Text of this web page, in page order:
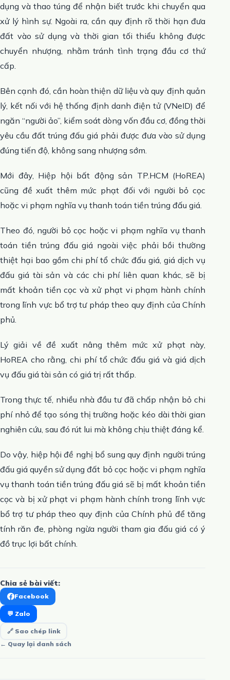
dụng và thao túng để nhận biết trước khi chuyển qua
xử lý hình sự. Ngoài ra, cần quy định rõ thời hạn đưa
đất vào sử dụng và thời gian tối thiểu không được
chuyển nhượng, nhằm tránh tình trạng đầu cơ thứ
cấp.
Bên cạnh đó, cần hoàn thiện dữ liệu và quy định quản
lý, kết nối với hệ thống định danh điện tử (VNeID) để
ngăn “người ảo”, kiểm soát dòng vốn đầu cơ, đồng thời
yêu cầu đất trúng đấu giá phải được đưa vào sử dụng
đúng tiến độ, không sang nhượng sớm.
Mới đây, Hiệp hội bất động sản TP.HCM (HoREA)
cũng đề xuất thêm mức phạt đối với người bỏ cọc
hoặc vi phạm nghĩa vụ thanh toán tiền trúng đấu giá.
Theo đó, người bỏ cọc hoặc vi phạm nghĩa vụ thanh
toán tiền trúng đấu giá ngoài việc phải bồi thường
thiệt hại bao gồm chi phí tổ chức đấu giá, giá dịch vụ
đấu giá tài sản và các chi phí liên quan khác, sẽ bị
mất khoản tiền cọc và xử phạt vi phạm hành chính
trong lĩnh vực bổ trợ tư pháp theo quy định của Chính
phủ.
Lý giải về đề xuất nâng thêm mức xử phạt này,
HoREA cho rằng, chi phí tổ chức đấu giá và giá dịch
vụ đấu giá tài sản có giá trị rất thấp.
Trong thực tế, nhiều nhà đầu tư đã chấp nhận bỏ chi
phí nhỏ để tạo sóng thị trường hoặc kéo dài thời gian
nghiên cứu, sau đó rút lui mà không chịu thiệt đáng kể.
Do vậy, hiệp hội đề nghị bổ sung quy định người trúng
đấu giá quyền sử dụng đất bỏ cọc hoặc vi phạm nghĩa
vụ thanh toán tiền trúng đấu giá sẽ bị mất khoản tiền
cọc và bị xử phạt vi phạm hành chính trong lĩnh vực
bổ trợ tư pháp theo quy định của Chính phủ để tăng
tính răn đe, phòng ngừa người tham gia đấu giá có ý
đồ trục lợi bất chính.
Chia sẻ bài viết:
Facebook
💬 Zalo
🔗 Sao chép link
← Quay lại danh sách